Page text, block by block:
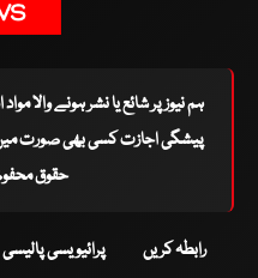
ہم نیوز پر شائع یا نشر ہونے والا
پیشگی اجازت کسی بھی صورت میں
حقوق محفوظ
رابطہ کریں پرائیویسی پالیسی